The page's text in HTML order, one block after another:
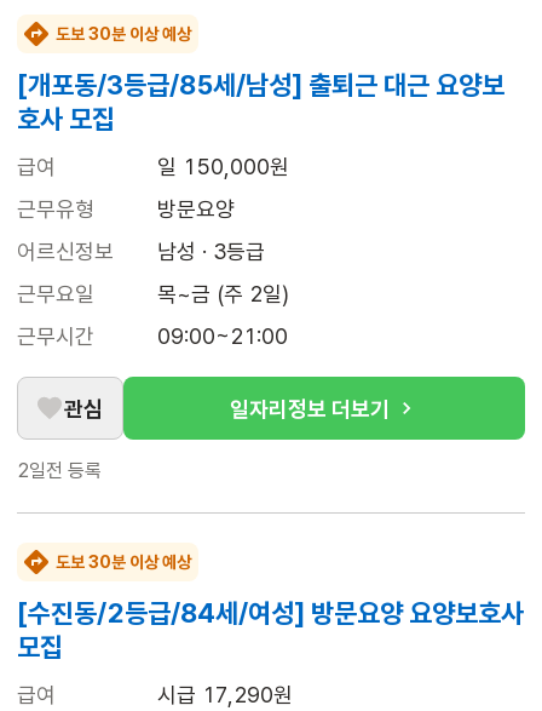
도보 30분 이상 예상
[개포동/3등급/85세/남성] 출퇴근 대근 요양보
호사 모집
급여
일 150,000원
근무유형
방문요양
어르신정보
남성 · 3등급
근무요일
목~금 (주 2일)
근무시간
09:00~21:00
관심 일자리정보 더보기
2일전 등록
도보 30분 이상 예상
[수진동/2등급/84세/여성] 방문요양 요양보호사
모집
급여
시급 17,290원